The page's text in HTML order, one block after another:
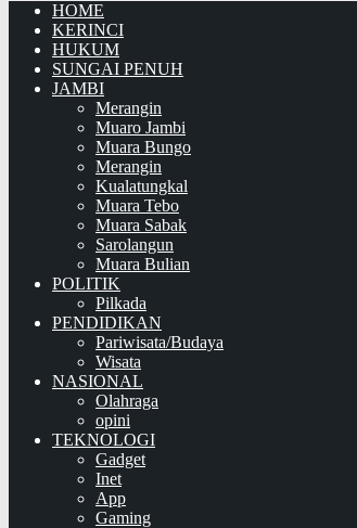
HOME
KERINCI
HUKUM
SUNGAI PENUH
JAMBI
Merangin
Muaro Jambi
Muara Bungo
Merangin
Kualatungkal
Muara Tebo
Muara Sabak
Sarolangun
Muara Bulian
POLITIK
Pilkada
PENDIDIKAN
Pariwisata/Budaya
Wisata
NASIONAL
Olahraga
opini
TEKNOLOGI
Gadget
Inet
App
Gaming